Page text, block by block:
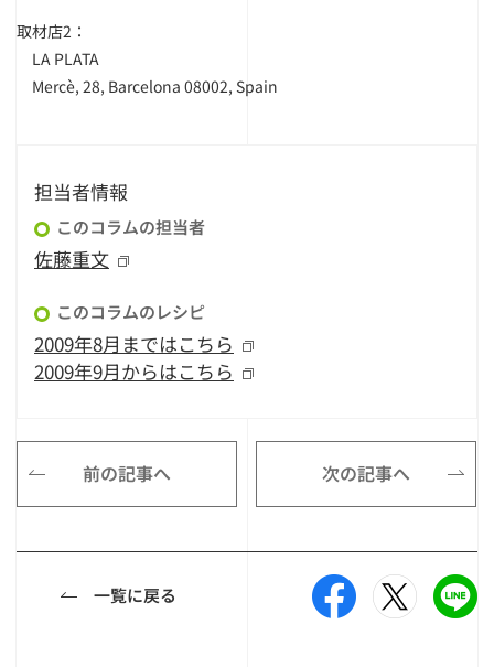
取材店2：
LA PLATA
Mercè, 28, Barcelona 08002, Spain
担当者情報
このコラムの担当者
佐藤重文
このコラムのレシピ
2009年8月まではこちら
2009年9月からはこちら
前の記事へ 次の記事へ
一覧に戻る